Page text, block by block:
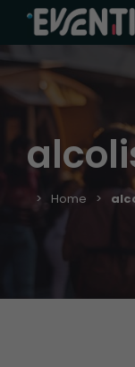
Home